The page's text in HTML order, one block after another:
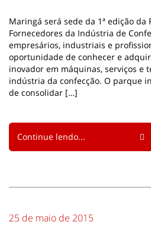
Maringá será sede da 1ª edição da
Fornecedores da Indústria de
empresários, industriais e
oportunidade de conhecer e
inovador em máquinas, serviços e
indústria da confecção. O parque
de consolidar […]
Continue lendo...
25 de maio de 2015